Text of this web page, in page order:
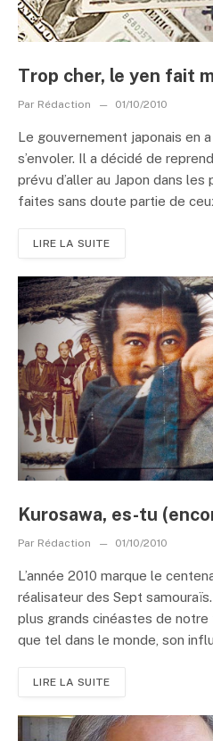
Trop cher, le yen fait
Par Rédaction 01/10/2010
Le gouvernement japonais en
s’envoler. Il a décidé de
prévu d’aller au Japon dans
faites sans doute partie de
LIRE LA SUITE
Kurosawa, es-tu
Par Rédaction 01/10/2010
L’année 2010 marque le
réalisateur des Sept
plus grands cinéastes de
que tel dans le monde, son
LIRE LA SUITE